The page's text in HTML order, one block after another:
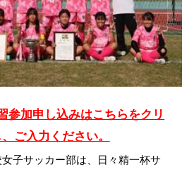
加申し込みはこちらをクリ
ご入力ください。
子サッカー部は、日々精一杯サ